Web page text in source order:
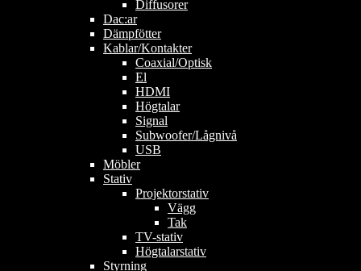
Diffusorer
Dac:ar
Dämpfötter
Kablar/Kontakter
Coaxial/Optisk
El
HDMI
Högtalar
Signal
Subwoofer/Lågnivå
USB
Möbler
Stativ
Projektorstativ
Vägg
Tak
TV-stativ
Högtalarstativ
Styrning